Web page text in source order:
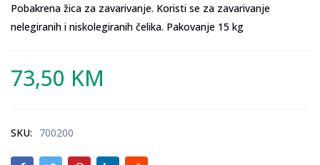
Pobakrena žica za zavarivanje. Koristi se za zavarivanje
nelegiranih i niskolegiranih čelika. Pakovanje 15 kg
73,50 KM
SKU: 700200